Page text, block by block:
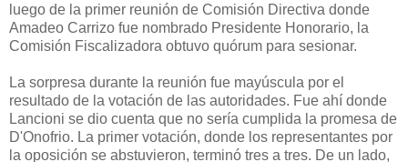
luego de la primer reunión de Comisión Directiva donde
Amadeo Carrizo fue nombrado Presidente Honorario, la
Comisión Fiscalizadora obtuvo quórum para sesionar.
La sorpresa durante la reunión fue mayúscula por el
resultado de la votación de las autoridades. Fue ahí donde
Lancioni se dio cuenta que no sería cumplida la promesa de
D'Onofrio. La primer votación, donde los representantes por
la oposición se abstuvieron, terminó tres a tres. De un lado,